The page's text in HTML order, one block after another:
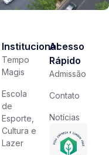
Institucional
Tempo
Magis
Escola
de
Esporte,
Cultura e
Lazer
Acesso
Rápido
Admissão
Contato
Notícias